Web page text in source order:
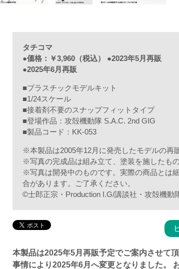
タチコマ
●価格：￥3,960（税込） ●2023年5月再販
●2025年6月再販
■プラスチックモデルキット
■1/24スケール
■接着剤不要のスナップフィットタイプ
■登場作品：攻殻機動隊 S.A.C. 2nd GIG
■製品コード：KK-053
※本製品は2005年12月に発売したモデルの再
※写真の完成品は組み立て、塗装を施したもの
※写真は開発中のものです。実際の商品とは
合があります。ご了承ください。
©士郎正宗・Production I.G/講談社・攻殻機動
本製品は2025年5月再販予定でご案内させて
事情により2025年6月へ変更となりました。